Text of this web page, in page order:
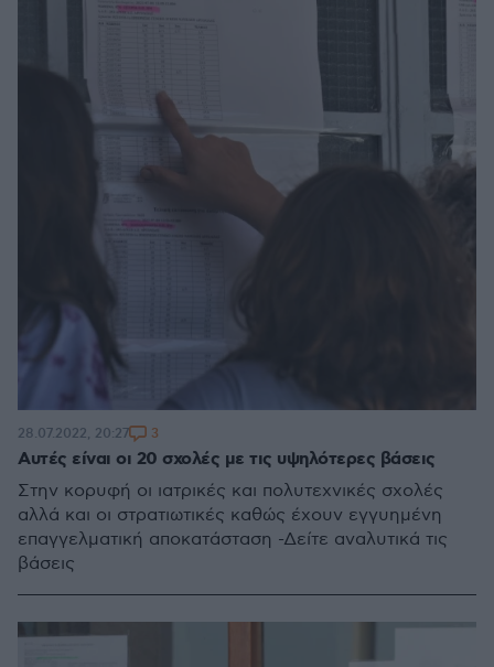
Αυτές είναι οι 20 σχολές με τις υψηλότερες βάσεις
Στην κορυφή οι ιατρικές και πολυτεχνικές σχολές
αλλά και οι στρατιωτικές καθώς έχουν εγγυημένη
επαγγελματική αποκατάσταση -Δείτε αναλυτικά τις
βάσεις
28.07.2022, 20:27 3